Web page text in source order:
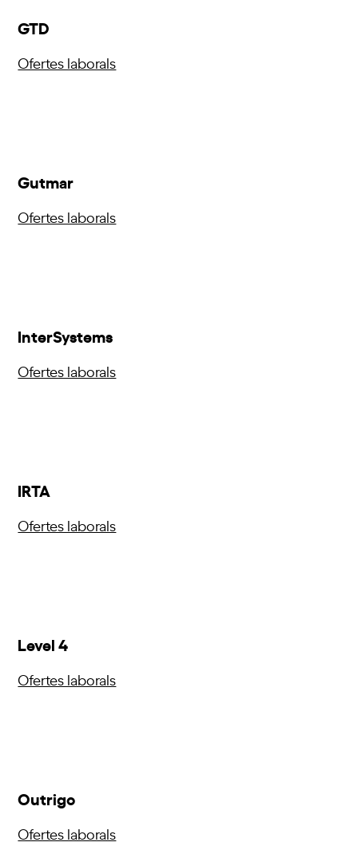
GTD
Ofertes laborals
Gutmar
Ofertes laborals
InterSystems
Ofertes laborals
IRTA
Ofertes laborals
Level 4
Ofertes laborals
Outrigo
Ofertes laborals